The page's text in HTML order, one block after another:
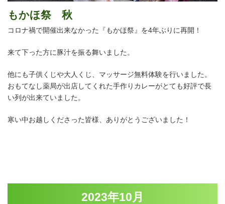
もかほ祭 秋
コロナ禍で開催出来なかった『もかほ祭』を4年ぶりに再開！
来て下った方に豚汁を振る舞いました。
他にも子供くじや大人くじ、マッサージ無料体験を行いました。
おもてなし薬局が出店してくれた手作りカレーがとても好評で長
い列が出来ていました。
寒い中お越しくださった皆様、ありがとうございました！
2023年10月